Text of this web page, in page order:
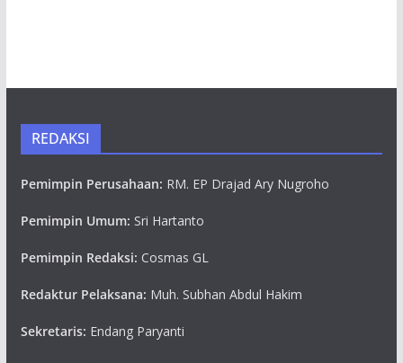
REDAKSI
Pemimpin Perusahaan: RM. EP Drajad Ary Nugroho
Pemimpin Umum: Sri Hartanto
Pemimpin Redaksi: Cosmas GL
Redaktur Pelaksana: Muh. Subhan Abdul Hakim
Sekretaris: Endang Paryanti